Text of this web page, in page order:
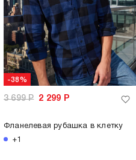
-38%
3 699Р 2 299 Р
Фланелевая рубашка в клетку
+1